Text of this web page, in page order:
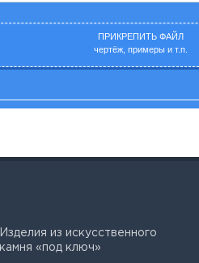
ПРИКРЕПИТЬ ФАЙЛ
чертёж, примеры и т.п.
Изделия из искусственного
камня «под ключ»